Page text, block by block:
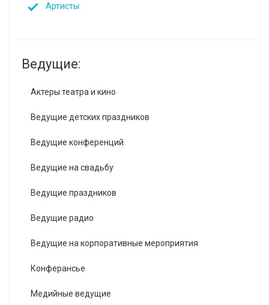
Артисты
Ведущие:
Актеры театра и кино
Ведущие детских праздников
Ведущие конференций
Ведущие на свадьбу
Ведущие праздников
Ведущие радио
Ведущие на корпоративные мероприятия
Конферансье
Медийные ведущие